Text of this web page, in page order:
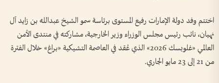
اختتم وفد دولة الإمارات رفيع المستوى برئاسة سمو الشيخ عبدالله بن زايد آل
نهيان، نائب رئيس مجلس الوزراء وزير الخارجية، مشاركته في منتدى الأمن
العالمي «غلوبسك 2026» الذي عُقد في العاصمة التشيكية «براغ» خلال الفترة
من 21 إلى 23 مايو الجاري.